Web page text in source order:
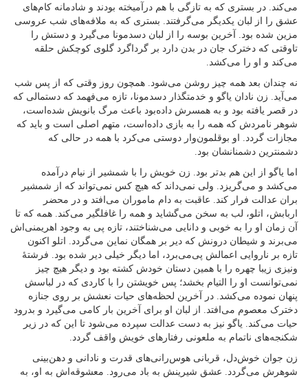
می‌کند. در بستری که به تازگی با هم درآمیخته بودند و شادمانه کام‌های
عشق را از لبان یکدیگر می‌گرفتند. بستری که به ملافه‌های شب عروسی
مزین شده بود. آخرین بوسه را از لبان دسدمونا می‌گیرد و دستش را
تاوقتی که دخترک جان در بدن دارد بر گرداگرد گلوی کوچکش حلقه
می‌کند و او را می‌کشد.
نه چندان بعد همه چیز روشن می‌شود. همچون روز وقتی که از پس شب
می‌آید. زن نادان یاگو و خدمتگذار دسدمونا، تازه می‌فهمد که دستمالی که
در قصر یافته بود و به همسرش داده‌بود باعث مرگ بانویش شده‌است،
شوهر نامردش که همه را به بازی داده‌است، متهم اصلی است و باید که
مجازات گردد. او بوقلمون‌وار دوستی می‌کرد با همه در حالی که
دشمنترین دشمنانشان بود.
اما یاگو از این هم بدتر بود. زن خویش را با شمشیر از نیام درآمده
می‌کشد و می‌گریزد. ولی نمی‌داند که هیچ کس نمی‌تواند که از شمشیر
بران عدالت فرار کند. عاقبت به دام ماموران می‌افتد و در محضر
اربابش، اتلو، لب به سخن می‌گشاید و همه را غافلگیر می‌کند. همه که تا
آن زمان او را به خوبی و دانایی می‌شناختند، تازه پی به وجود اهریمنی‌اش
می‌برند و شیطان درونش که دیر بر همگان نماین می‌گردد. اتلو اکنون
تازه بر ناروایی اعمالش پی‌می‌برد، اما دیگر خیلی دیر شده بود. فرشتهٔ
ونیزی زیبا چهره را با همین دستان خودش کشته بود و دیگر هیچ چیز
نمی‌توانست او را التیام بخشد؛ پس خویشتن را با کاردی که در لباسش
پنهان نموده می‌کشد. در آخرین لحظه‌های حیات نعشش بر روی جنازه
دخترک معصوم می‌افتد. از لبان او برای آخرین بار کامی می‌گیرد و بدرود
حیات می‌کند. یاگو نیز به دست عدالت سپرده می‌شود تا این که در زیر
شکنجه‌های ناتمام به ملعونی رفتارهای خویش واقف گردد.
زن جوان خوش‌دل، قربانی هوس‌رانی‌های قدرت و نادانی و دهن‌بینی
شوهرش می‌گردد. عشق شیرینش به باد می‌رود. معشوقه‌اش به او، به